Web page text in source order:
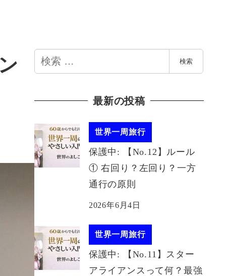
検
索
検索
最新の投稿
世界一周旅行
保護中: 【No.12】ルール
① 右回り？左回り？一方
通行の原則
2026年6月4日
世界一周旅行
保護中: 【No.11】スター
アライアンスって何？最強